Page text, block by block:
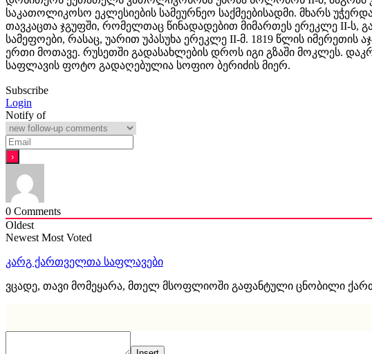
საკათოლიკოსო ეკლესიების სამეურნეო საქმეებისადმი. მხარს
თავკაცთა ჯგუფში, რომელთაც წინადადებით მიმართეს ერეკლე II-ს,
სამეფოები, რასაც, უარით უპასუხა ერეკლე II-მ. 1819 წლის
ერთი მოთავე. რუსეთში გადასახლების დროს იგი გზაში მოკლეს.
საფლავის ფოტო გადაღებულია სოფიო ბერიძის მიერ.
Subscribe
Login
Notify of
0 Comments
Oldest
Newest Most Voted
კარგ ქართველთა საფლავები
ვცადე, თავი მომეყარა, მთელ მსოფლიოში გაფანტული ცნობილი